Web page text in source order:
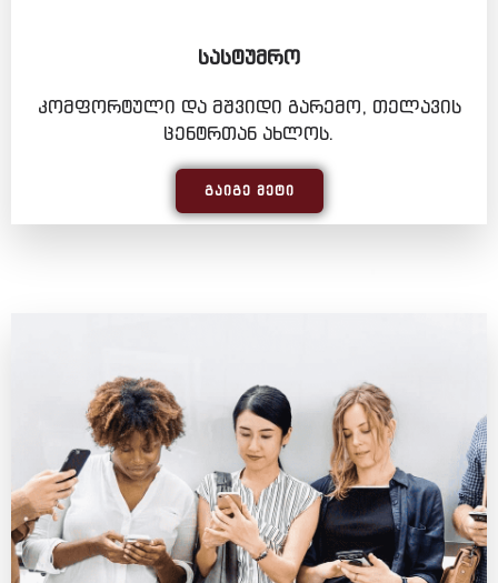
ᲡᲐᲡᲢᲣᲛᲠᲝ
კომფორტული და მშვიდი გარემო, თელავის
ცენტრთან ახლოს.
ᲒᲐᲘᲒᲔ ᲛᲔᲢᲘ